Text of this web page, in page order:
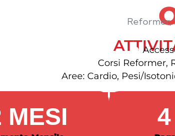
Reformer,
Corsi Reformer,
Aree: Cardio, Pesi/
MESI